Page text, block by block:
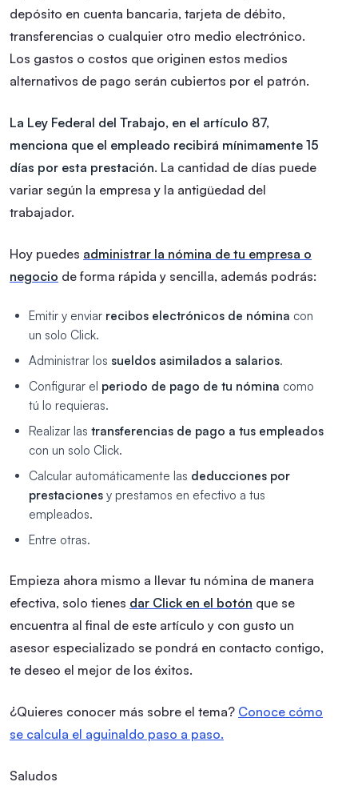
depósito en cuenta bancaria, tarjeta de débito,
transferencias o cualquier otro medio electrónico.
Los gastos o costos que originen estos medios
alternativos de pago serán cubiertos por el patrón.
La Ley Federal del Trabajo, en el artículo 87,
menciona que el empleado recibirá mínimamente 15
días por esta prestación. La cantidad de días puede
variar según la empresa y la antigüedad del
trabajador.
Hoy puedes administrar la nómina de tu empresa o
negocio de forma rápida y sencilla, además podrás:
Emitir y enviar recibos electrónicos de nómina con
un solo Click.
Administrar los sueldos asimilados a salarios.
Configurar el periodo de pago de tu nómina como
tú lo requieras.
Realizar las transferencias de pago a tus empleados
con un solo Click.
Calcular automáticamente las deducciones por
prestaciones y prestamos en efectivo a tus
empleados.
Entre otras.
Empieza ahora mismo a llevar tu nómina de manera
efectiva, solo tienes dar Click en el botón que se
encuentra al final de este artículo y con gusto un
asesor especializado se pondrá en contacto contigo,
te deseo el mejor de los éxitos.
¿Quieres conocer más sobre el tema? Conoce cómo
se calcula el aguinaldo paso a paso.
Saludos